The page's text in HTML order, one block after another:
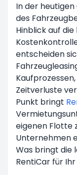
In der
des
Hinblick auf
entscheiden
Zeitverluste
Punkt bringt
eigenen Flotte
Unternehmen
Was bringt die
RentiCar für